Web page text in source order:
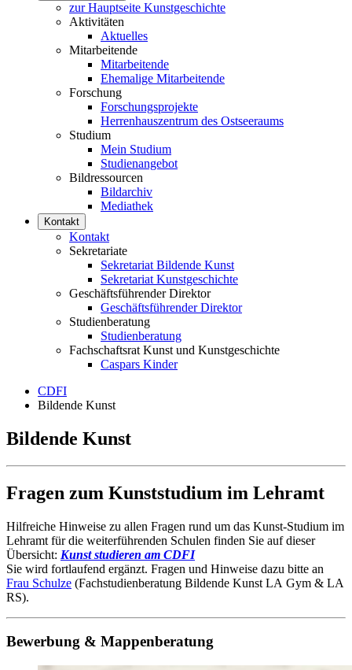
zur Hauptseite Kunstgeschichte
Aktivitäten
Aktuelles
Mitarbeitende
Mitarbeitende
Ehemalige Mitarbeitende
Forschung
Forschungsprojekte
Herrenhauszentrum des Ostseeraums
Studium
Mein Studium
Studienangebot
Bildressourcen
Bildarchiv
Mediathek
Kontakt
Kontakt
Sekretariate
Sekretariat Bildende Kunst
Sekretariat Kunstgeschichte
Geschäftsführender Direktor
Geschäftsführender Direktor
Studienberatung
Studienberatung
Fachschaftsrat Kunst und Kunstgeschichte
Caspars Kinder
CDFI
Bildende Kunst
Bildende Kunst
Fragen zum Kunststudium im Lehramt
Hilfreiche Hinweise zu allen Fragen rund um das Kunst-Studium im
Lehramt für die weiterführenden Schulen finden Sie auf dieser
Übersicht: Kunst studieren am CDFI
Sie wird fortlaufend ergänzt. Fragen und Hinweise dazu bitte an
Frau Schulze (Fachstudienberatung Bildende Kunst LA Gym & LA
RS).
Bewerbung & Mappenberatung